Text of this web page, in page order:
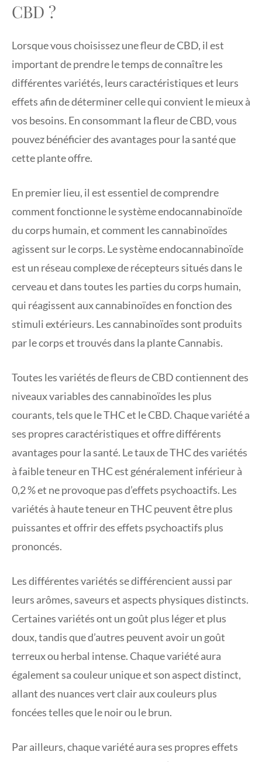
CBD ?
Lorsque vous choisissez une fleur de CBD, il est
important de prendre le temps de connaître les
différentes variétés, leurs caractéristiques et leurs
effets afin de déterminer celle qui convient le mieux à
vos besoins. En consommant la fleur de CBD, vous
pouvez bénéficier des avantages pour la santé que
cette plante offre.
En premier lieu, il est essentiel de comprendre
comment fonctionne le système endocannabinoïde
du corps humain, et comment les cannabinoïdes
agissent sur le corps. Le système endocannabinoïde
est un réseau complexe de récepteurs situés dans le
cerveau et dans toutes les parties du corps humain,
qui réagissent aux cannabinoïdes en fonction des
stimuli extérieurs. Les cannabinoïdes sont produits
par le corps et trouvés dans la plante Cannabis.
Toutes les variétés de fleurs de CBD contiennent des
niveaux variables des cannabinoïdes les plus
courants, tels que le THC et le CBD. Chaque variété a
ses propres caractéristiques et offre différents
avantages pour la santé. Le taux de THC des variétés
à faible teneur en THC est généralement inférieur à
0,2 % et ne provoque pas d’effets psychoactifs. Les
variétés à haute teneur en THC peuvent être plus
puissantes et offrir des effets psychoactifs plus
prononcés.
Les différentes variétés se différencient aussi par
leurs arômes, saveurs et aspects physiques distincts.
Certaines variétés ont un goût plus léger et plus
doux, tandis que d’autres peuvent avoir un goût
terreux ou herbal intense. Chaque variété aura
également sa couleur unique et son aspect distinct,
allant des nuances vert clair aux couleurs plus
foncées telles que le noir ou le brun.
Par ailleurs, chaque variété aura ses propres effets